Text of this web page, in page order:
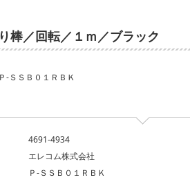
棒／回転／１ｍ／ブラック
‐ＳＳＢ０１ＲＢＫ
4691-4934
エレコム株式会社
Ｐ‐ＳＳＢ０１ＲＢＫ